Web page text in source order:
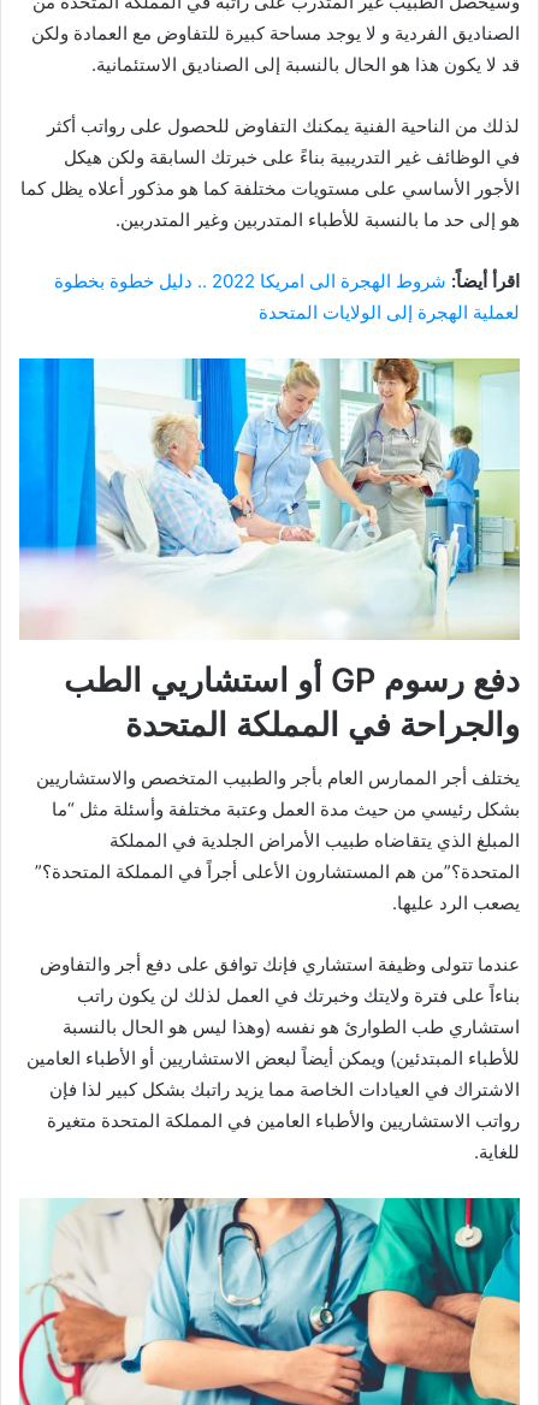
الصناديق الفردية و لا يوجد مساحة كبيرة للتفاوض مع العمادة ولكن
قد لا يكون هذا هو الحال بالنسبة إلى الصناديق الاستئمانية.
لذلك من الناحية الفنية يمكنك التفاوض للحصول على رواتب أكثر
في الوظائف غير التدريبية بناءً على خبرتك السابقة ولكن هيكل
الأجور الأساسي على مستويات مختلفة كما هو مذكور أعلاه يظل كما
هو إلى حد ما بالنسبة للأطباء المتدربين وغير المتدربين.
اقرأ أيضاً:
شروط الهجرة الى امريكا 2022 .. دليل خطوة بخطوة
لعملية الهجرة إلى الولايات المتحدة
دفع رسوم GP أو استشاريي الطب
والجراحة في المملكة المتحدة
يختلف أجر الممارس العام بأجر والطبيب المتخصص والاستشاريين
بشكل رئيسي من حيث مدة العمل وعتبة مختلفة وأسئلة مثل “ما
المبلغ الذي يتقاضاه طبيب الأمراض الجلدية في المملكة
المتحدة؟”من هم المستشارون الأعلى أجراً في المملكة المتحدة؟”
يصعب الرد عليها.
عندما تتولى وظيفة استشاري فإنك توافق على دفع أجر والتفاوض
بناءاً على فترة ولايتك وخبرتك في العمل لذلك لن يكون راتب
استشاري طب الطوارئ هو نفسه (وهذا ليس هو الحال بالنسبة
للأطباء المبتدئين) ويمكن أيضاً لبعض الاستشاريين أو الأطباء العامين
الاشتراك في العيادات الخاصة مما يزيد راتبك بشكل كبير لذا فإن
رواتب الاستشاريين والأطباء العامين في المملكة المتحدة متغيرة
للغاية.